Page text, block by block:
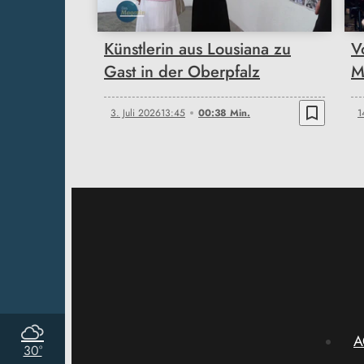
30°
Künstlerin aus Lousiana zu
Gast in der Oberpfalz
3. Juli 202613:45 00:38 Min. bookmark_border